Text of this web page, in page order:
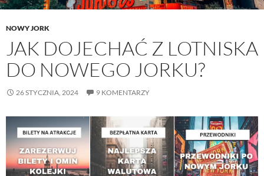
NOWY JORK
JAK DOJECHAĆ Z LOTNISKA
DO NOWEGO JORKU?
26 STYCZNIA, 2024 9 KOMENTARZY